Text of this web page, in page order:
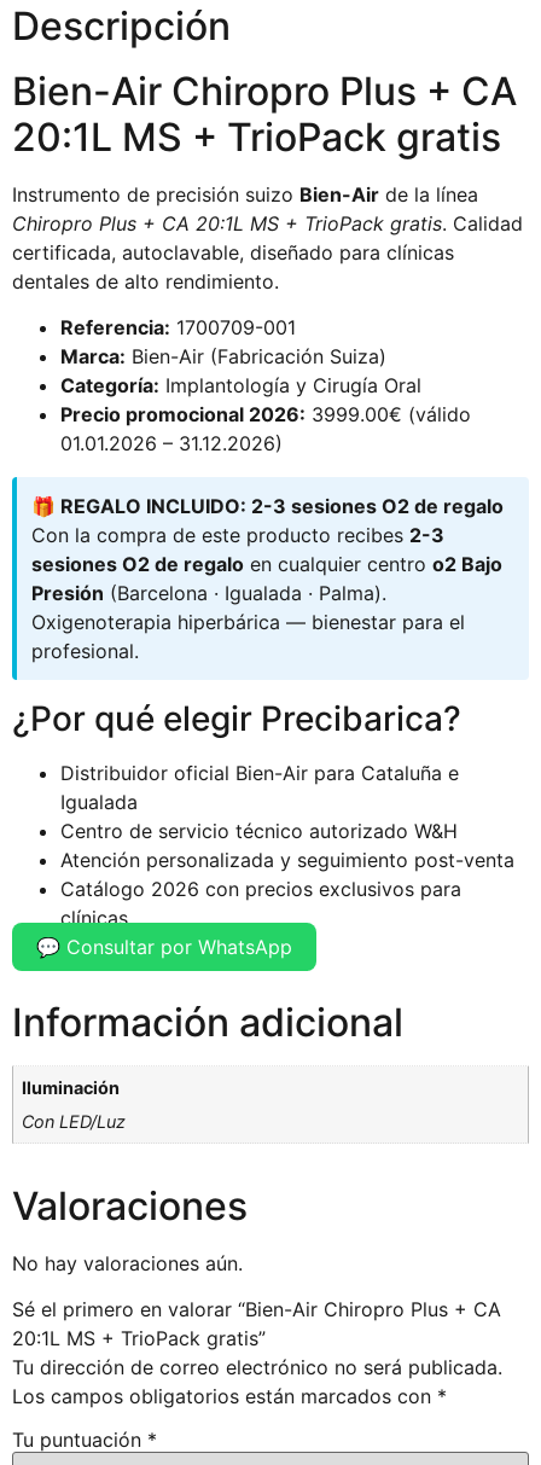
Descripción
Bien-Air Chiropro Plus + CA
20:1L MS + TrioPack gratis
Instrumento de precisión suizo Bien-Air de la línea
Chiropro Plus + CA 20:1L MS + TrioPack gratis. Calidad
certificada, autoclavable, diseñado para clínicas
dentales de alto rendimiento.
Referencia: 1700709-001
Marca: Bien-Air (Fabricación Suiza)
Categoría: Implantología y Cirugía Oral
Precio promocional 2026: 3999.00€ (válido
01.01.2026 – 31.12.2026)
🎁 REGALO INCLUIDO: 2-3 sesiones O2 de regalo
Con la compra de este producto recibes 2-3
sesiones O2 de regalo en cualquier centro o2 Bajo
Presión (Barcelona · Igualada · Palma).
Oxigenoterapia hiperbárica — bienestar para el
profesional.
¿Por qué elegir Precibarica?
Distribuidor oficial Bien-Air para Cataluña e
Igualada
Centro de servicio técnico autorizado W&H
Atención personalizada y seguimiento post-venta
Catálogo 2026 con precios exclusivos para
clínicas
💬 Consultar por WhatsApp
Información adicional
Iluminación
Con LED/Luz
Valoraciones
No hay valoraciones aún.
Sé el primero en valorar “Bien-Air Chiropro Plus + CA
20:1L MS + TrioPack gratis”
Tu dirección de correo electrónico no será publicada.
Los campos obligatorios están marcados con *
Tu puntuación *